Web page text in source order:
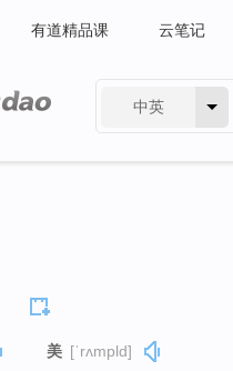
有道精品课 云笔记
中英
美 [ˈrʌmpld]